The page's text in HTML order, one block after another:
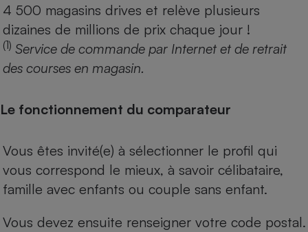
4 500 magasins drives et relève plusieurs
dizaines de millions de prix chaque jour !
(1) Service de commande par Internet et de retrait
des courses en magasin.
Le fonctionnement du comparateur
Vous êtes invité(e) à sélectionner le profil qui
vous correspond le mieux, à savoir célibataire,
famille avec enfants ou couple sans enfant.
Vous devez ensuite renseigner votre code postal.